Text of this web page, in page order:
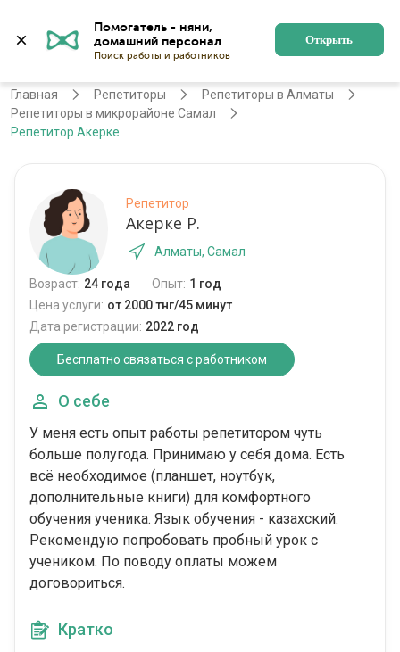
Помогатель - няни,
Поиск работы и работников
Открыть
Алматы Регистрация
Главная Репетиторы
Репетиторы в Алматы
Репетиторы в микрорайоне Самал
Репетитор Акерке
Репетитор
Акерке Р.
Алматы, Самал
Возраст: 24 года Опыт: 1 год
Цена услуги: от 2000 тнг/45 минут
Дата регистрации: 2022 год
Бесплатно связаться с работником
О себе
У меня есть опыт работы репетитором чуть
больше полугода. Принимаю у себя дома. Есть
всё необходимое (планшет, ноутбук,
дополнительные книги) для комфортного
обучения ученика. Язык обучения - казахский.
Рекомендую попробовать пробный урок с
учеником. По поводу оплаты можем
договориться.
Кратко